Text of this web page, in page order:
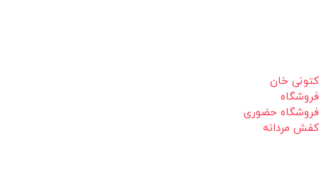
کتونی خان
فروشگاه
فروشگاه حضوری
کفش مردانه